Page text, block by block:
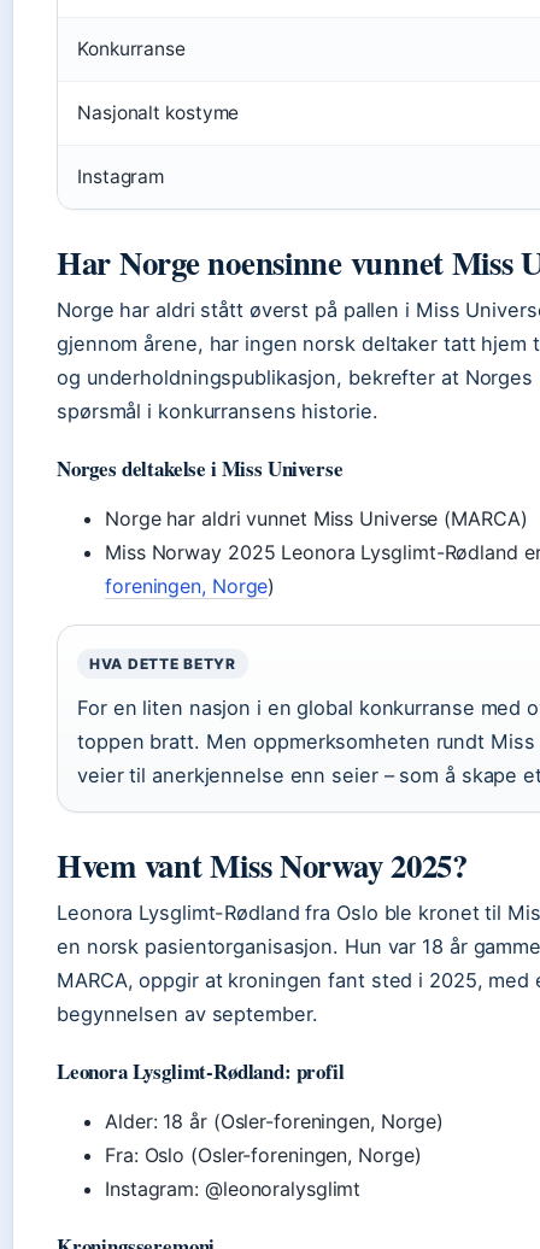
Konkurranse
Nasjonalt kostyme
Instagram
Har Norge noensinne vunnet Miss
Norge har aldri stått øverst på pallen i Miss
gjennom årene, har ingen norsk deltaker tatt
og underholdningspublikasjon, bekrefter at
spørsmål i konkurransens historie.
Norges deltakelse i Miss Universe
Norge har aldri vunnet Miss Universe (MARCA)
Miss Norway 2025 Leonora Lysglimt-Rødland
foreningen, Norge)
HVA DETTE BETYR
For en liten nasjon i en global konkurranse med
toppen bratt. Men oppmerksomheten rundt
veier til anerkjennelse enn seier – som å skape
Hvem vant Miss Norway 2025?
Leonora Lysglimt-Rødland fra Oslo ble kronet til
en norsk pasientorganisasjon. Hun var 18 år
MARCA, oppgir at kroningen fant sted i 2025,
begynnelsen av september.
Leonora Lysglimt-Rødland: profil
Alder: 18 år (Osler-foreningen, Norge)
Fra: Oslo (Osler-foreningen, Norge)
Instagram: @leonoralysglimt